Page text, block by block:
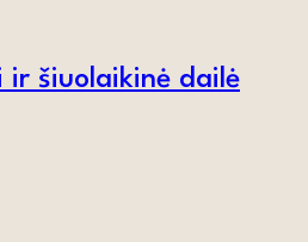
ir šiuolaikinė dailė